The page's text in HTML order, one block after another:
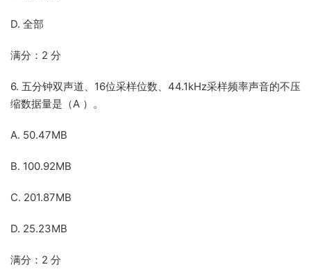
D. 全部
满分：2 分
6. 五分钟双声道、16位采样位数、44.1kHz采样频率声音的不压
缩数据量是（A ）。
A. 50.47MB
B. 100.92MB
C. 201.87MB
D. 25.23MB
满分：2 分